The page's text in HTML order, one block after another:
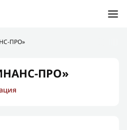
ПРО»
ПРО»
не найдена.
нам
время и сообщим
новый запрос